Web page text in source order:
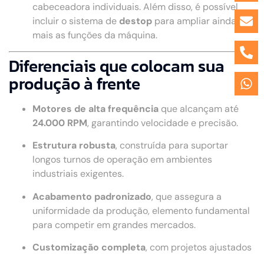
cabeceadora individuais. Além disso, é possível
incluir o sistema de destop para ampliar ainda
mais as funções da máquina.
Diferenciais que colocam sua
produção à frente
Motores de alta frequência que alcançam até
24.000 RPM, garantindo velocidade e precisão.
Estrutura robusta, construída para suportar
longos turnos de operação em ambientes
industriais exigentes.
Acabamento padronizado, que assegura a
uniformidade da produção, elemento fundamental
para competir em grandes mercados.
Customização completa, com projetos ajustados